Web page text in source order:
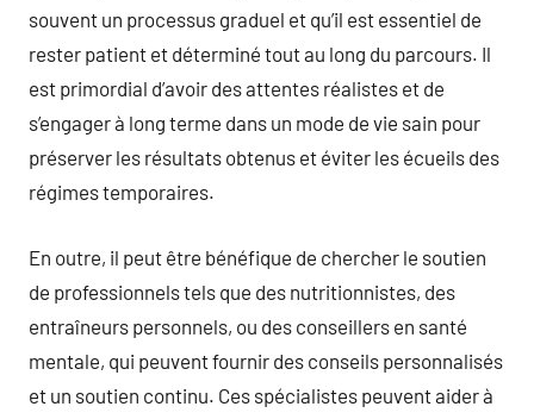
souvent un processus graduel et qu’il est essentiel de
rester patient et déterminé tout au long du parcours. Il
est primordial d’avoir des attentes réalistes et de
s’engager à long terme dans un mode de vie sain pour
préserver les résultats obtenus et éviter les écueils des
régimes temporaires.
En outre, il peut être bénéfique de chercher le soutien
de professionnels tels que des nutritionnistes, des
entraîneurs personnels, ou des conseillers en santé
mentale, qui peuvent fournir des conseils personnalisés
et un soutien continu. Ces spécialistes peuvent aider à